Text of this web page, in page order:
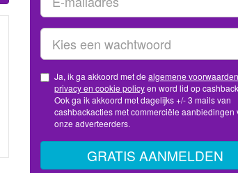
Ja, ik ga akkoord met de algemene voorwaarden
privacy en cookie policy
Ook ga ik akkoord met dagelijks +/- 3 mails van
cashbackacties met commerciële aanbiedingen
onze adverteerders.
GRATIS AANMELDEN